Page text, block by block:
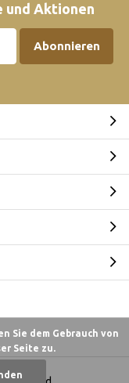
und Aktionen
Abonnieren
Sie dem Gebrauch von
Seite zu.